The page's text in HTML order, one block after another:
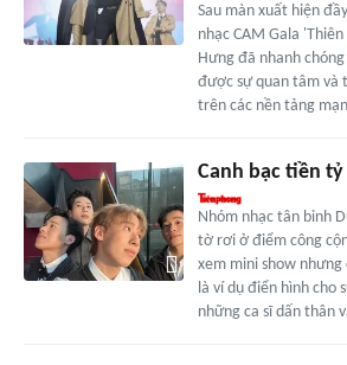
Sau màn xuất hiện
nhạc CAM Gala
Hưng đã nhanh
được sự quan tâm và
trên các nền tảng
Canh bạc tiền tỷ
Nhóm nhạc tân binh
tờ rơi ở điểm công
xem mini show
là ví dụ điển hình cho
những ca sĩ dấn thân